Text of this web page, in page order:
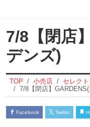
7/8【閉店
デンズ)
TOP 小売店
セレク
7/8【閉店】
Facebook Twitter